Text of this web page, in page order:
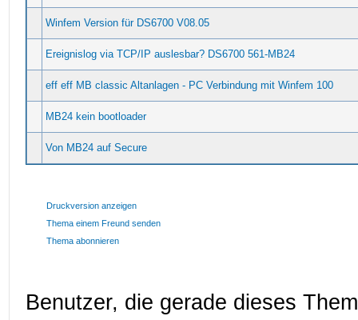
Winfem Version für DS6700 V08.05
Ereignislog via TCP/IP auslesbar? DS6700 561-MB24
eff eff MB classic Altanlagen - PC Verbindung mit Winfem 100
MB24 kein bootloader
Von MB24 auf Secure
Druckversion anzeigen
Thema einem Freund senden
Thema abonnieren
Benutzer, die gerade dieses